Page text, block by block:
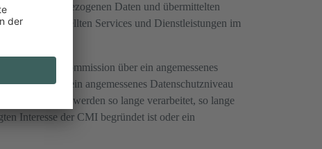
personenbezogenen Daten und übermittelten
von bestellten Services und Dienstleistungen im
der EU-Kommission über ein angemessenes
Empfänger ein angemessenes Datenschutzniveau
Daten werden so lange verarbeitet, so lange
Interesse der CMI begründet ist oder ein